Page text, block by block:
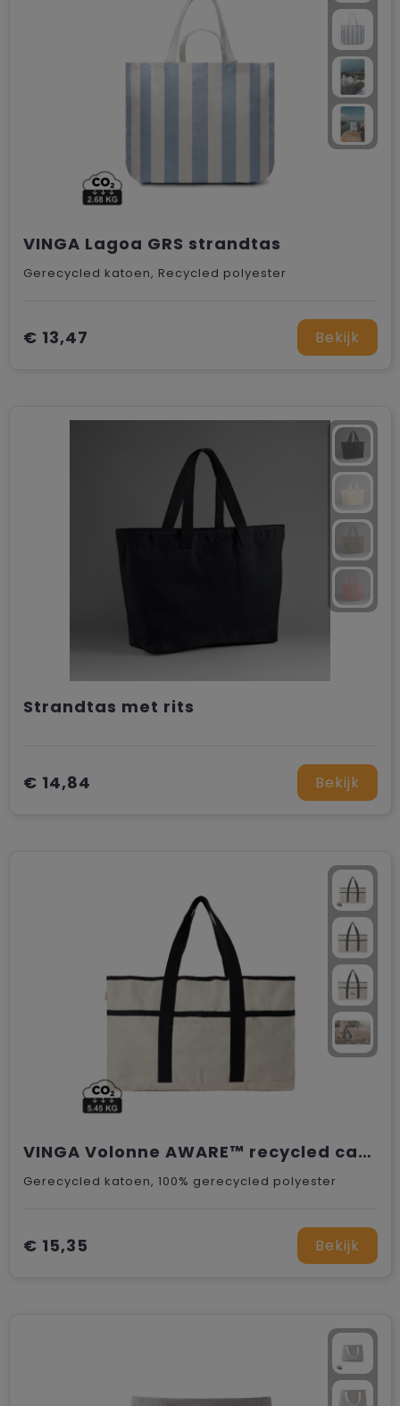
VINGA Lagoa GRS strandtas
Gerecycled katoen, Recycled polyester
€ 13,47 Bekijk
Strandtas met rits
€ 14,84 Bekijk
VINGA Volonne AWARE™ recycled canvas strandtas
Gerecycled katoen, 100% gerecycled polyester
€ 15,35 Bekijk